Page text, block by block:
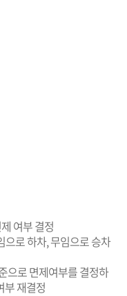
여부 결정
으로 하차, 무임으로 승차
으로 면제여부를 결정하
부 재결정